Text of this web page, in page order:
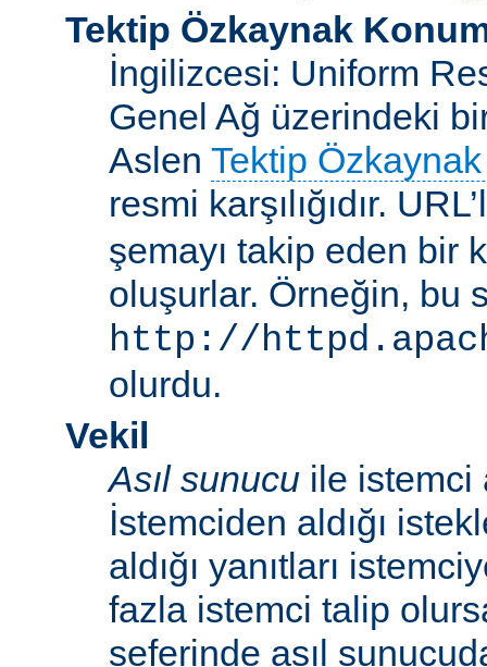
Tektip Özkaynak
İngilizcesi: Uniform
Genel Ağ üzerindeki
Aslen Tektip
resmi karşılığıdır.
şemayı takip eden bir
oluşurlar. Örneğin, bu
http://
olurdu.
Vekil
Asıl sunucu ile istemci
İstemciden aldığı
aldığı yanıtları
fazla istemci talip
seferinde asıl